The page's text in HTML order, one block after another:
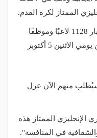
الممتاز لكرة القدم.
ووفقًا لشبكة سكاي سبورتس، تم اختبار 1128 لاعبًا وموظفًا
بالأندية للكشف عن فيروس كورونا بين يومي الاثنين 5 أكتوبر
وسيُطلب منهم الآن عزل
الإنجليزي الممتاز هذه
في المنافسة".